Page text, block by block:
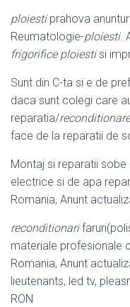
ploiestiprahova
Reumatologie-ploiesti.
frigorifice ploiestisi
Sunt din C-ta si e de
daca sunt colegi care
reparatia/
face de la reparatii de
Montaj si reparatii sobe
electrice si de apa
Romania, Anunt
reconditionari
materiale profesionale
Romania, Anunt
lieutenants, led tv,
RON